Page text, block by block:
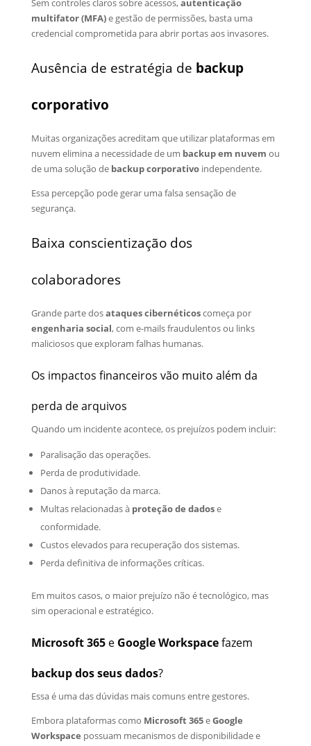
multifator (MFA)e gestão de permissões, basta uma
credencial comprometida para abrir portas aos invasores.
Ausência de estratégia de backup
corporativo
Muitas organizações acreditam que utilizar plataformas em
nuvem elimina a necessidade de um backup em nuvem ou
de uma solução de backup corporativoindependente.
Essa percepção pode gerar uma falsa sensação de
segurança.
Baixa conscientização dos
colaboradores
Grande parte dosataques cibernéticoscomeça por
engenharia social, com e-mails fraudulentos ou links
maliciosos que exploram falhas humanas.
Os impactos financeiros vão muito além da
perda de arquivos
Quando um incidente acontece, os prejuízos podem incluir:
Paralisação das operações.
Perda de produtividade.
Danos à reputação da marca.
Multas relacionadas à proteção de dadose
conformidade.
Custos elevados para recuperação dos sistemas.
Perda definitiva de informações críticas.
Em muitos casos, o maior prejuízo não é tecnológico, mas
sim operacional e estratégico.
Microsoft 365e Google Workspacefazem
backup dos seus dados?
Essa é uma das dúvidas mais comuns entre gestores.
Embora plataformas como Microsoft 365eGoogle
Workspace possuam mecanismos de disponibilidade e